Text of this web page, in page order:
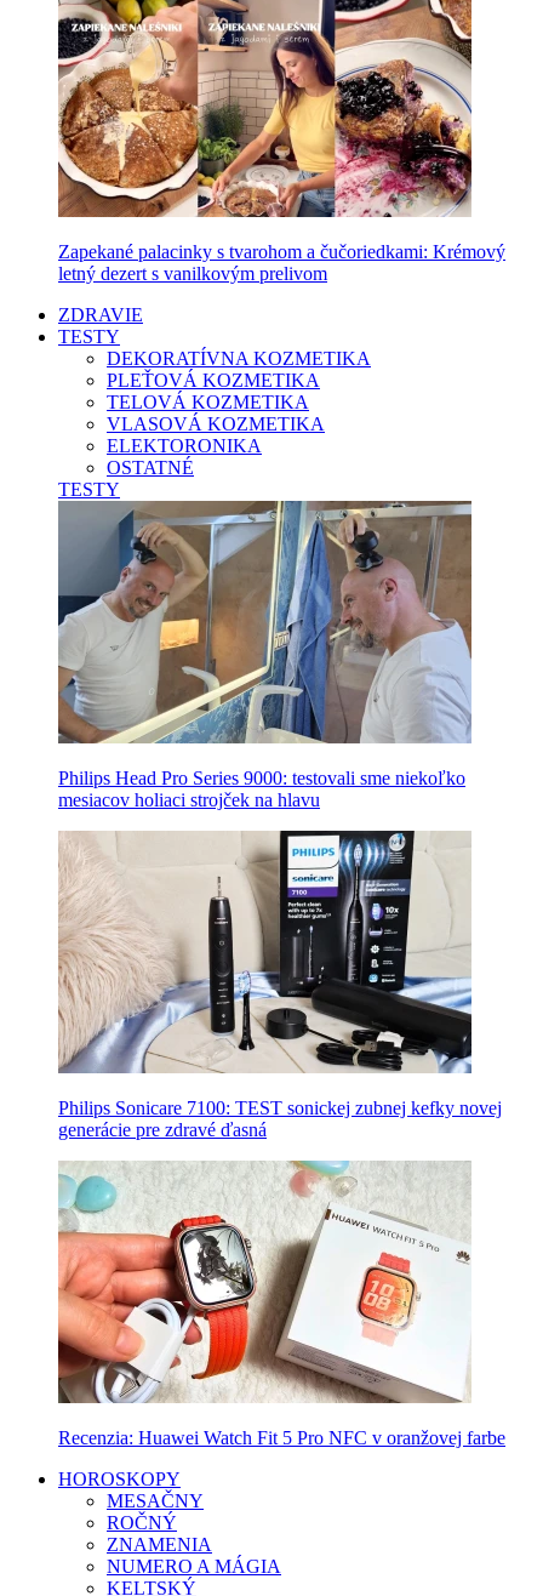
Zapekané palacinky s tvarohom a čučoriedkami: Krémový
letný dezert s vanilkovým prelivom
ZDRAVIE
TESTY
DEKORATÍVNA KOZMETIKA
PLEŤOVÁ KOZMETIKA
TELOVÁ KOZMETIKA
VLASOVÁ KOZMETIKA
ELEKTORONIKA
OSTATNÉ
TESTY
Philips Head Pro Series 9000: testovali sme niekoľko
mesiacov holiaci strojček na hlavu
Philips Sonicare 7100: TEST sonickej zubnej kefky novej
generácie pre zdravé ďasná
Recenzia: Huawei Watch Fit 5 Pro NFC v oranžovej farbe
HOROSKOPY
MESAČNY
ROČNÝ
ZNAMENIA
NUMERO A MÁGIA
KELTSKÝ